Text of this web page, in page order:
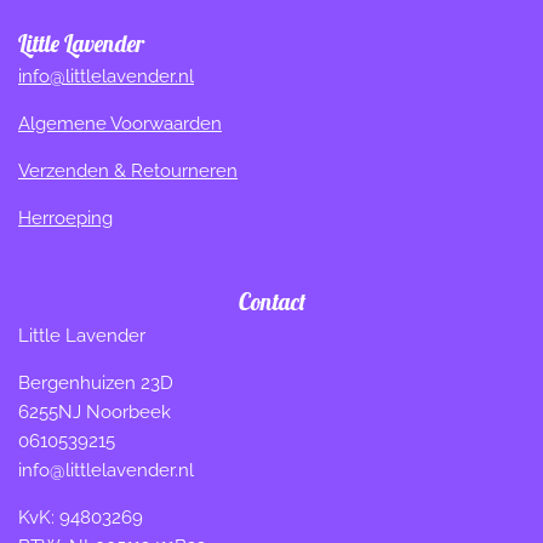
Little Lavender
info@littlelavender.nl
Algemene Voorwaarden
Verzenden & Retourneren
Herroeping
Contact
Little Lavender
Bergenhuizen 23D
6255NJ Noorbeek
0610539215
info@littlelavender.nl
KvK: 94803269